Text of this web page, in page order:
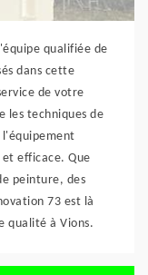
qualifiée de
dans cette
de votre
les techniques de
l'équipement
efficace. Que
peinture, des
73 est là
qualité à Vions.